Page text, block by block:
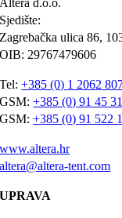
Sjedište:
Zagrebačka ulica 86,
OIB: 29767479606
Tel:+385 (0) 1 2062
GSM:+385 (0) 91 45
GSM:+385 (0) 91 522
www.altera.hr
altera@altera-tent.com
UPRAVA